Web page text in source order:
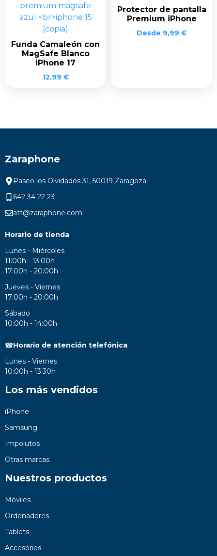
Funda Camaleón con
MagSafe Blanco
iPhone 17
12,99 €
Protector de pantalla
Premium iPhone
Desde 9,99 €
Zaraphone
Paseo los Olvidados 31, 50019 Zaragoza
642 34 22 23
att@zaraphone.com
Horario de tienda
Lunes - Miércoles
11:00h - 13:00h
17:00h - 20:00h
Jueves - Viernes
17:00h - 20:00h
Sábado
10:00h - 14:00h
☎Horario de atención telefónica
Lunes - Viernes
10:00h - 13:30h
Los más vendidos
iPhone
Samsung
Impolutos
Otras marcas
Nuestros productos
Móviles
Ordenadores
Tablets
Accesorios